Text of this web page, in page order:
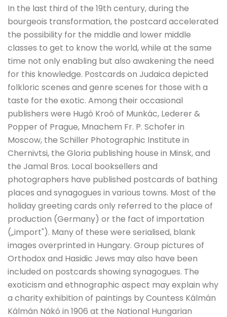
In the last third of the 19th century, during the
bourgeois transformation, the postcard accelerated
the possibility for the middle and lower middle
classes to get to know the world, while at the same
time not only enabling but also awakening the need
for this knowledge. Postcards on Judaica depicted
folkloric scenes and genre scenes for those with a
taste for the exotic. Among their occasional
publishers were Hugó Kroó of Munkác, Lederer &
Popper of Prague, Mnachem Fr. P. Schofer in
Moscow, the Schiller Photographic Institute in
Chernivtsi, the Gloria publishing house in Minsk, and
the Jamal Bros. Local booksellers and
photographers have published postcards of bathing
places and synagogues in various towns. Most of the
holiday greeting cards only referred to the place of
production (Germany) or the fact of importation
(„import"). Many of these were serialised, blank
images overprinted in Hungary. Group pictures of
Orthodox and Hasidic Jews may also have been
included on postcards showing synagogues. The
exoticism and ethnographic aspect may explain why
a charity exhibition of paintings by Countess Kálmán
Kálmán Nákó in 1906 at the National Hungarian